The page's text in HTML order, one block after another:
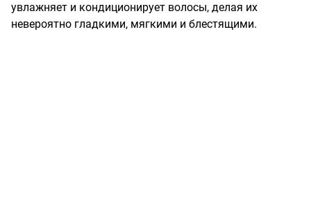
увлажняет и кондиционирует волосы, делая их
невероятно гладкими, мягкими и блестящими.